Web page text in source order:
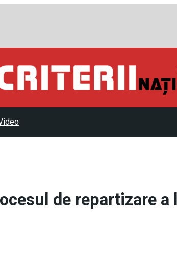
de repartizare